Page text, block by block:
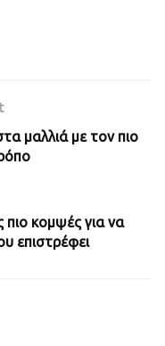
μαλλιά με τον πιο
πιο κομψές για να
επιστρέφει